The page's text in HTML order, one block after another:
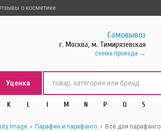
о косметике
Самовывоз
г. Москва, м. Тимирязевская
схема проезда
Уценка
K L l M N P Q S
Image Парафин и парафанго Всё для парафанго